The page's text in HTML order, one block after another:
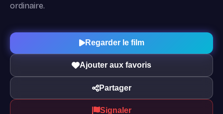
ordinaire.
Regarder le film
Ajouter aux favoris
Partager
Signaler